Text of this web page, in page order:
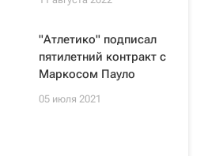
"Атлетико" подписал
пятилетний контракт с
Маркосом Пауло
05 июля 2021